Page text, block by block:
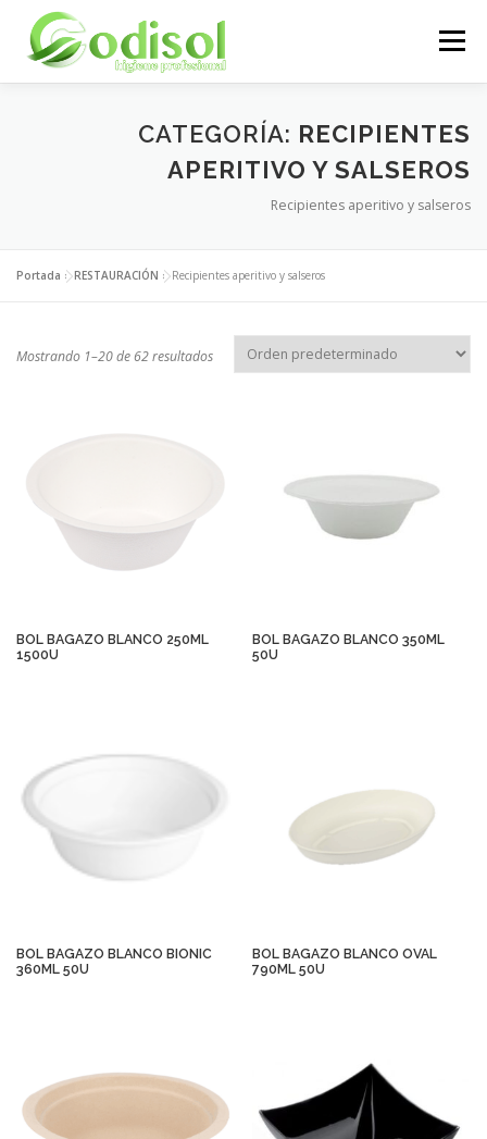
contenido
Menú
SERVICIOS PRODUCTOS
CONTACTO
CATEGORÍA: RECIPIENTES
APERITIVO Y SALSEROS
Recipientes aperitivo y salseros
Portada »RESTAURACIÓN »Recipientes aperitivo y salseros
Mostrando 1–20 de 62 resultados
BOL BAGAZO BLANCO 250ML
1500U
BOL BAGAZO BLANCO 350ML
50U
BOL BAGAZO BLANCO BIONIC
360ML 50U
BOL BAGAZO BLANCO OVAL
790ML 50U